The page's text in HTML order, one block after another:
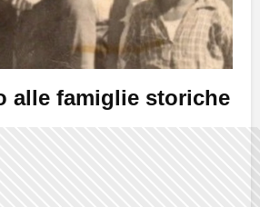
alle famiglie storiche